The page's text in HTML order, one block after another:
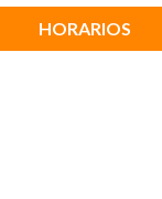
HORARIOS